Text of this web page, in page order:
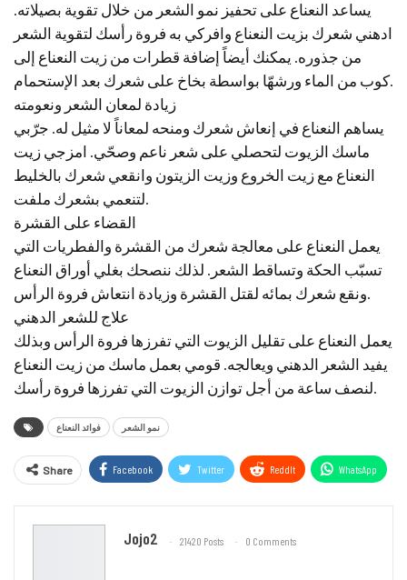
يساعد النعناع على تحفيز نمو الشعر من خلال تقوية بصيلاته.
ادهني شعرك بزيت النعناع وافركي به فروة رأسك لتقوية الشعر
من جذوره. يمكنك أيضاً إضافة قطرات من زيت النعناع إلى
كوب من الماء ورشهّا بواسطة بخاخ على شعرك بعد الإستحمام.
زيادة لمعان الشعر ونعومته
يساهم النعناع في إنعاش شعرك ومنحه لمعاناً لا مثيل له. جرّبي
ماسك الزيوت لتحصلي على شعر ناعم وصحّي. امزجي زيت
النعناع مع زيت الخروع وزيت الزيتون وانقعي شعرك بالخليط
لتنعمي بشعرك ملفت.
القضاء على القشرة
يعمل النعناع على معالجة شعرك من القشرة والفطريات التي
تسبّب الحكة وتساقط الشعر. لذلك ننصحك بغلي أوراق النعناع
ونقع شعرك بمائه لقتل القشرة وزيادة انتعاش فروة الرأس.
علاج للشعر الدهني
يعمل النعناع على تقليل الزيوت التي تفرزها فروة الرأس وبذلك
يفيد الشعر الدهني ويعالجه. قومي بعمل ماسك من زيت النعناع
لنصف ساعة من أجل توازن الزيوت التي تفرزها فروة رأسك.
فوائد النعناع نمو الشعر
Share Facebook Twitter ReddIt WhatsApp
Jojo2 21420 Posts 0 Comments